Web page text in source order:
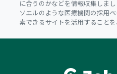
に合うのかなどを情報収集しま
ソエルのような医療機関の採用
索できるサイトを活用することを